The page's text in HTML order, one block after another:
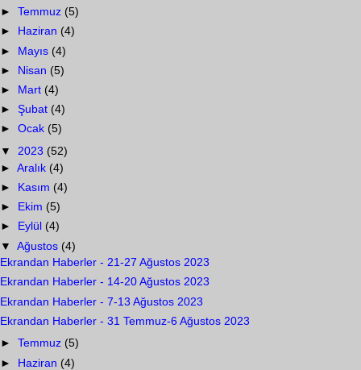
► Temmuz (5)
► Haziran (4)
► Mayıs (4)
► Nisan (5)
► Mart (4)
► Şubat (4)
► Ocak (5)
▼ 2023 (52)
► Aralık (4)
► Kasım (4)
► Ekim (5)
► Eylül (4)
▼ Ağustos (4)
Ekrandan Haberler - 21-27 Ağustos 2023
Ekrandan Haberler - 14-20 Ağustos 2023
Ekrandan Haberler - 7-13 Ağustos 2023
Ekrandan Haberler - 31 Temmuz-6 Ağustos 2023
► Temmuz (5)
► Haziran (4)